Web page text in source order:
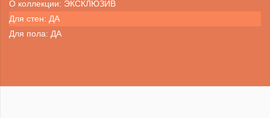
О коллекции: ЭКСКЛЮЗИВ
Для стен: ДА
Для пола: ДА